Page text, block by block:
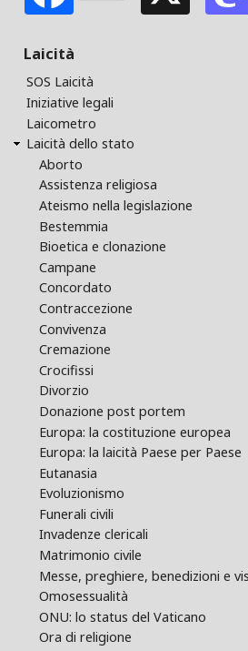
Laicità
SOS Laicità
Iniziative legali
Laicometro
Laicità dello stato
Aborto
Assistenza religiosa
Ateismo nella legislazione
Bestemmia
Bioetica e clonazione
Campane
Concordato
Contraccezione
Convivenza
Cremazione
Crocifissi
Divorzio
Donazione post portem
Europa: la costituzione europea
Europa: la laicità Paese per Paese
Eutanasia
Evoluzionismo
Funerali civili
Invadenze clericali
Matrimonio civile
Messe, preghiere, benedizioni e
Omosessualità
ONU: lo status del Vaticano
Ora di religione